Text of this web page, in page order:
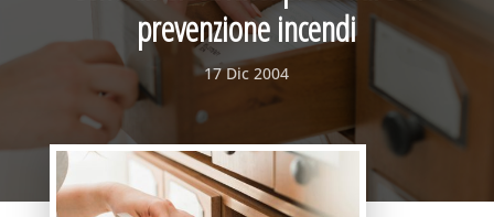
prevenzione incendi
17 Dic 2004